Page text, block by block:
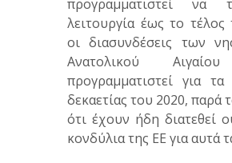
προγραμματιστεί να
λειτουργία έως το τέλος
οι διασυνδέσεις των
Ανατολικού
προγραμματιστεί για
δεκαετίας του 2020, παρά
ότι έχουν ήδη διατεθεί
κονδύλια της ΕΕ για αυτά